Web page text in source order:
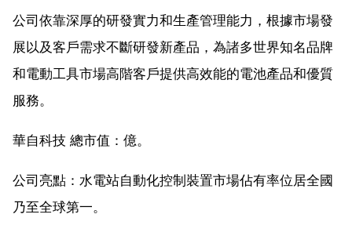
公司依靠深厚的研發實力和生產管理能力，根據市場發
展以及客戶需求不斷研發新產品，為諸多世界知名品牌
和電動工具市場高階客戶提供高效能的電池產品和優質
服務。
華自科技 總市值：億。
公司亮點：水電站自動化控制裝置市場佔有率位居全國
乃至全球第一。